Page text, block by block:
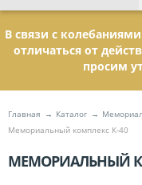
В связи с
отличаться от
просим
Главная Каталог
Мемориальный комплекс К-40
МЕМОРИАЛЬНЫЙ